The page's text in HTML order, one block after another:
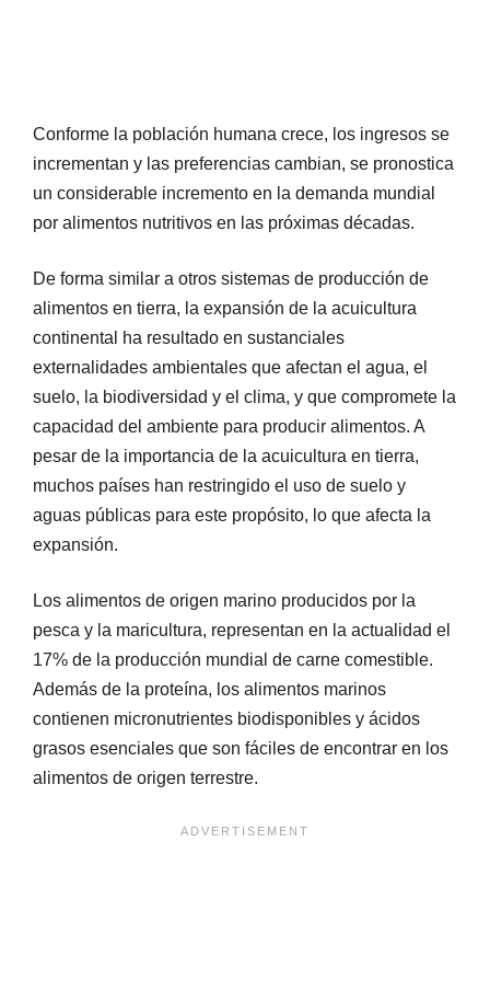
Conforme la población humana crece, los ingresos se
incrementan y las preferencias cambian, se pronostica
un considerable incremento en la demanda mundial
por alimentos nutritivos en las próximas décadas.
De forma similar a otros sistemas de producción de
alimentos en tierra, la expansión de la acuicultura
continental ha resultado en sustanciales
externalidades ambientales que afectan el agua, el
suelo, la biodiversidad y el clima, y que compromete la
capacidad del ambiente para producir alimentos. A
pesar de la importancia de la acuicultura en tierra,
muchos países han restringido el uso de suelo y
aguas públicas para este propósito, lo que afecta la
expansión.
Los alimentos de origen marino producidos por la
pesca y la maricultura, representan en la actualidad el
17% de la producción mundial de carne comestible.
Además de la proteína, los alimentos marinos
contienen micronutrientes biodisponibles y ácidos
grasos esenciales que son fáciles de encontrar en los
alimentos de origen terrestre.